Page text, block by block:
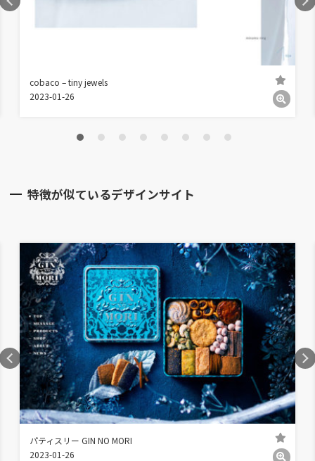
cobaco – tiny jewels
2023-01-26
特徴が似ているデザインサイト
パティスリー GIN NO MORI
2023-01-26